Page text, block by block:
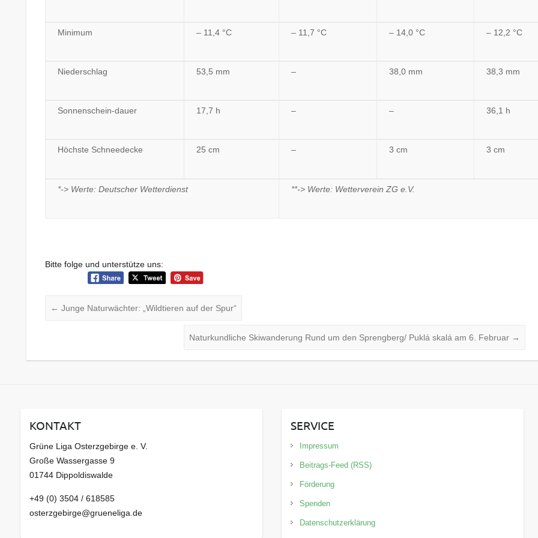
Minimum – 11,4 °C – 11,7 °C – 14,0 °C – 12,2 °C
Niederschlag 53,5 mm – 38,0 mm 38,3 mm
Sonnenschein-dauer 17,7 h – – 36,1 h
Höchste Schneedecke 25 cm – 3 cm 3 cm
*-> Werte: Deutscher Wetterdienst **-> Werte: Wetterverein ZG e.V.
Bitte folge und unterstütze uns:
← Junge Naturwächter: „Wildtieren auf der Spur“
Naturkundliche Skiwanderung Rund um den Sprengberg/ Puklá skalá am 6. Februar →
KONTAKT
Grüne Liga Osterzgebirge e. V.
Große Wassergasse 9
01744 Dippoldiswalde
+49 (0) 3504 / 618585
osterzgebirge@grueneliga.de
SERVICE
Impressum
Beitrags-Feed (RSS)
Förderung
Spenden
Datenschutzerklärung